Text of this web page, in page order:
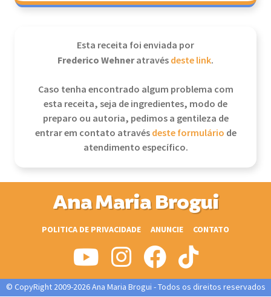
Esta receita foi enviada por
Frederico Wehneratravésdeste link.
Caso tenha encontrado algum problema com
esta receita, seja de ingredientes, modo de
preparo ou autoria, pedimos a gentileza de
entrar em contato atravésdeste formulário de
atendimento específico.
Ana Maria Brogui
POLITICA DE PRIVACIDADE ANUNCIE CONTATO
© CopyRight 2009-2026 Ana Maria Brogui - Todos os direitos reservados